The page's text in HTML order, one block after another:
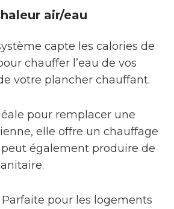
air/eau
capte les calories de
chauffer l’eau de vos
votre plancher chauffant.
pour remplacer une
elle offre un chauffage
également produire de
Parfaite pour les logements